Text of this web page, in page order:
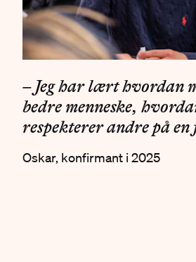
– Jeg har lært hvordan
bedre menneske,
respekterer andre på en
Oskar, konfirmant i 2025